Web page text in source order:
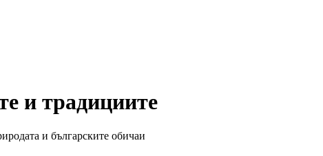
и традициите
и българските обичаи